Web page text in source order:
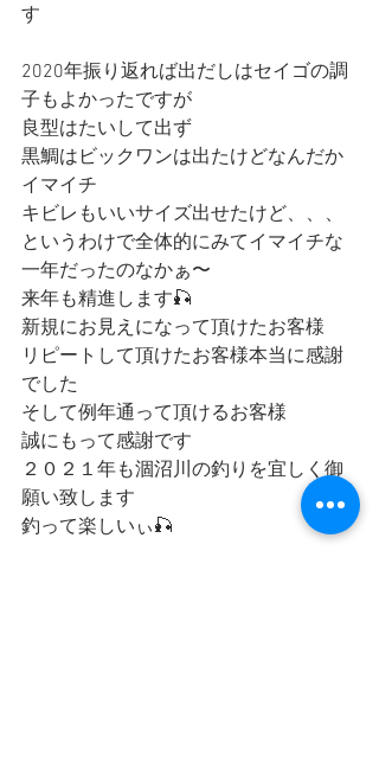
す
2020年振り返れば出だしはセイゴの調
子もよかったですが
良型はたいして出ず
黒鯛はビックワンは出たけどなんだか
イマイチ
キビレもいいサイズ出せたけど、、、
というわけで全体的にみてイマイチな
一年だったのなかぁ〜
来年も精進します🎣
新規にお見えになって頂けたお客様
リピートして頂けたお客様本当に感謝
でした
そして例年通って頂けるお客様
誠にもって感謝です
２０２１年も涸沼川の釣りを宜しく御
願い致します
釣って楽しいぃ🎣